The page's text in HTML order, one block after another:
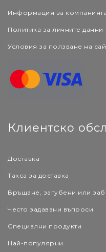
Информация за компанията
Политика за личните данни
Условия за ползване на
Клиентско
Доставка
Такса за доставка
Връщане, загубени или
Често задавани въпроси
Специални продукти
Най-популярни